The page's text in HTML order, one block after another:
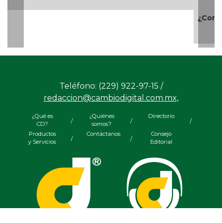
Teléfono: (229) 922-97-15 /
redaccion@cambiodigital.com.mx,
¿Qué es
CD?
/
¿Quiénes
somos?
/
Directorio
/
Productos
y Servicios
/
Contáctanos
/
Consejo
Editorial